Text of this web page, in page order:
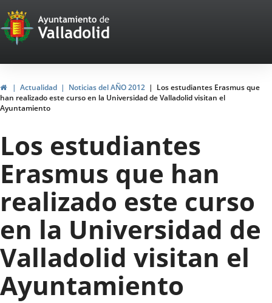
Portal
Web
del
Ayuntamiento
de
Valladolid
HomeActualidad Noticias del AÑO 2012
Los estudiantes Erasmus que
han realizado este curso en la Universidad de Valladolid visitan el
Ayuntamiento
Los estudiantes
Erasmus que han
realizado este curso
en la Universidad de
Valladolid visitan el
Ayuntamiento